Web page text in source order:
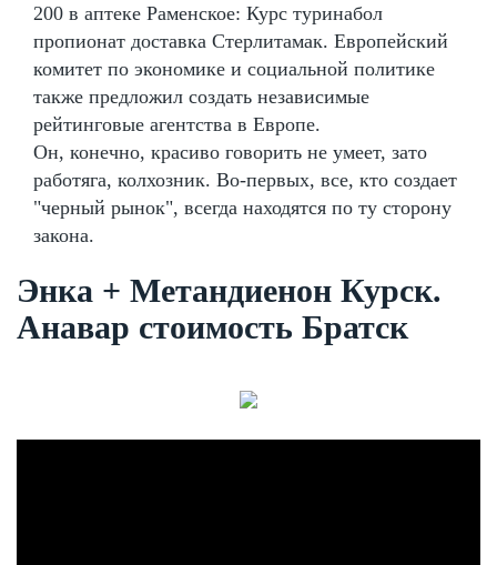
200 в аптеке Раменское: Курс туринабол
пропионат доставка Стерлитамак. Европейский
комитет по экономике и социальной политике
также предложил создать независимые
рейтинговые агентства в Европе.
Он, конечно, красиво говорить не умеет, зато
работяга, колхозник. Во-первых, все, кто создает
"черный рынок", всегда находятся по ту сторону
закона.
Энка + Метандиенон Курск.
Анавар стоимость Братск